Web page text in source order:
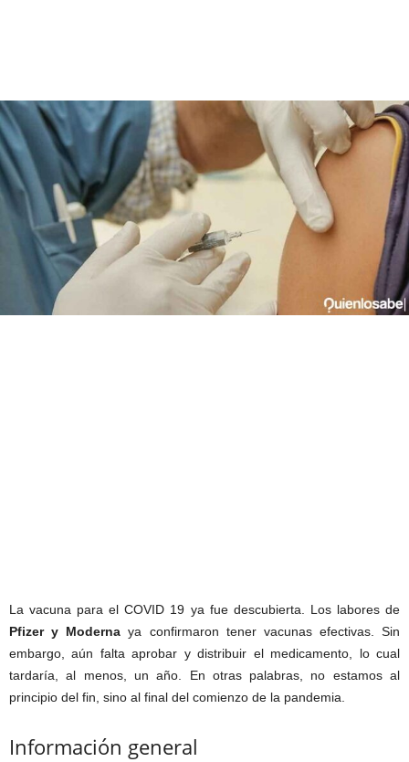
La vacuna para el COVID 19 ya fue descubierta. Los labores de
Pfizer y Moderna ya confirmaron tener vacunas efectivas. Sin
embargo, aún falta aprobar y distribuir el medicamento, lo cual
tardaría, al menos, un año. En otras palabras, no estamos al
principio del fin, sino al final del comienzo de la pandemia.
Información general